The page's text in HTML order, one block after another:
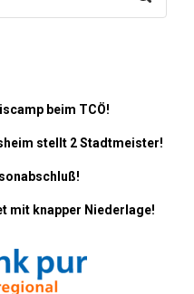
beim TCÖ!
stellt 2 Stadtmeister!
mit knapper Niederlage!